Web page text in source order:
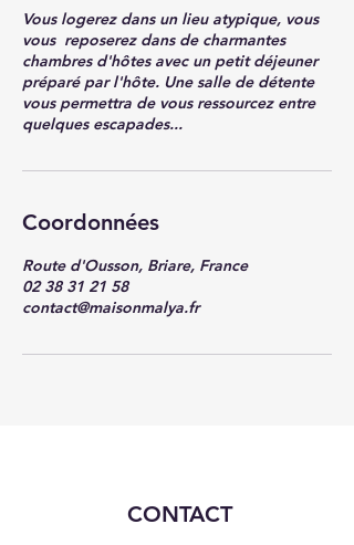
Vous logerez dans un lieu atypique, vous
vous reposerez dans de charmantes
chambres d'hôtes avec un petit déjeuner
préparé par l'hôte. Une salle de détente
vous permettra de vous ressourcez entre
quelques escapades...
Coordonnées
Route d'Ousson, Briare, France
02 38 31 21 58
contact@maisonmalya.fr
CONTACT